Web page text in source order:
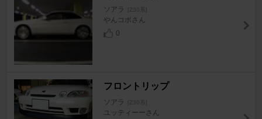
ソアラ [Z30系]
やんコボさん
0
フロントリップ
ソアラ [Z30系]
ユッティーーさん